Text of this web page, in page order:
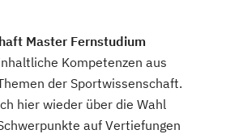
Master Fernstudium
Kompetenzen aus
der Sportwissenschaft.
hier wieder über die Wahl
auf Vertiefungen